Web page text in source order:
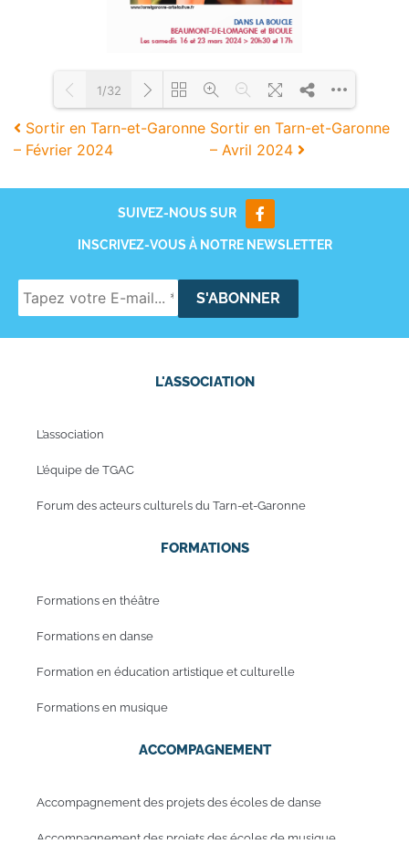
Loading PDF 86% ...
1/32
Sortir en Tarn-et-Garonne
– Février 2024
Sortir en Tarn-et-Garonne
– Avril 2024
SUIVEZ-NOUS SUR
INSCRIVEZ-VOUS À NOTRE NEWSLETTER
L'ASSOCIATION
L’association
L’équipe de TGAC
Forum des acteurs culturels du Tarn-et-Garonne
FORMATIONS
Formations en théâtre
Formations en danse
Formation en éducation artistique et culturelle
Formations en musique
ACCOMPAGNEMENT
Accompagnement des projets des écoles de danse
Accompagnement des projets des écoles de musique